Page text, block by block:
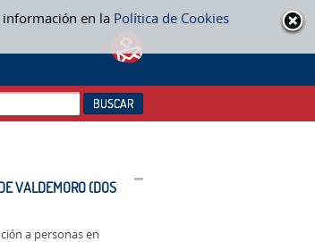
en la Política de Cookies
(DOS LOTES),LOTE 1: CENTRO DE DÍA SAN
VALDEMORO (DOS
a personas en